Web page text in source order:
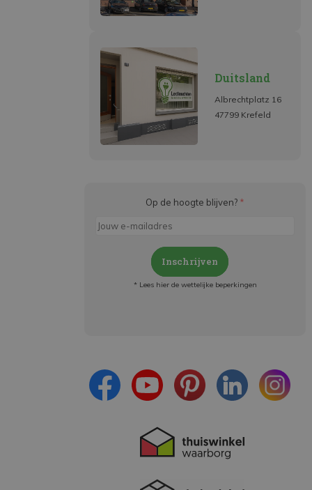
Duitsland
Albrechtplatz 16
47799 Krefeld
Op de hoogte blijven? *
Inschrijven
* Lees hier de wettelijke beperkingen